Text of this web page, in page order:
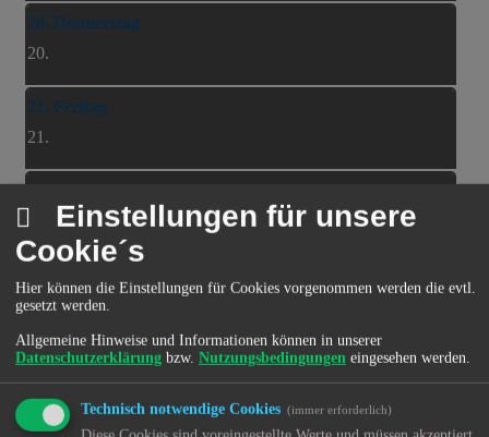
20. Donnerstag
20.
21. Freitag
21.
23.
35
24. Montag
Einstellungen für unsere
Cookie´s
Hier können die Einstellungen für Cookies vorgenommen werden die evtl.
gesetzt werden.
Allgemeine Hinweise und Informationen können in unserer
Datenschutzerklärung bzw. Nutzungsbedingungen eingesehen werden.
Technisch notwendige Cookies (immer erforderlich)